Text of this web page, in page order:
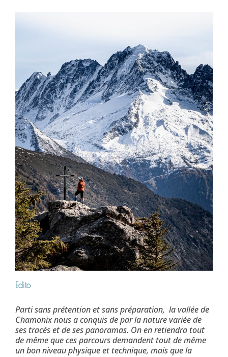
Edito
Parti sans prétention et sans préparation, la vallée de
Chamonix nous a conquis de par la nature variée de
ses tracés et de ses panoramas. On en retiendra tout
de même que ces parcours demandent tout de même
un bon niveau physique et technique, mais que la